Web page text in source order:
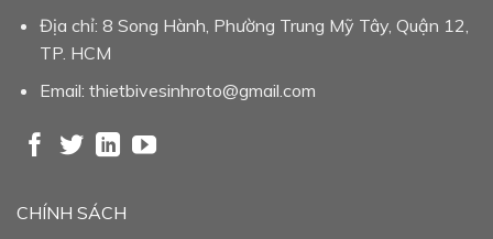
Địa chỉ: 8 Song Hành, Phường Trung Mỹ Tây, Quận 12,
TP. HCM
Email: thietbivesinhroto@gmail.com
CHÍNH SÁCH